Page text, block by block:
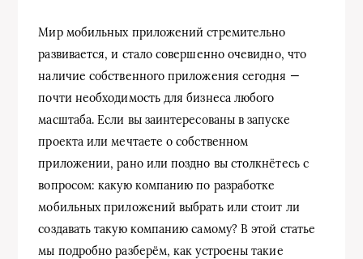
Мир мобильных приложений стремительно
развивается, и стало совершенно очевидно, что
наличие собственного приложения сегодня —
почти необходимость для бизнеса любого
масштаба. Если вы заинтересованы в запуске
проекта или мечтаете о собственном
приложении, рано или поздно вы столкнётесь с
вопросом: какую компанию по разработке
мобильных приложений выбрать или стоит ли
создавать такую компанию самому? В этой статье
мы подробно разберём, как устроены такие